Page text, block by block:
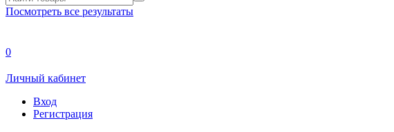
Посмотреть все результаты
0
Личный кабинет
Вход
Регистрация